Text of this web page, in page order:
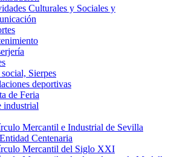
Culturales y Sociales y
social, Sierpes
deportivas
de Feria
industrial
Mercantil e Industrial de Sevilla
Centenaria
Mercantil del Siglo XXI